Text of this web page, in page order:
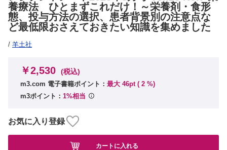
養療法 ひとまずこれだけ！～栄養剤・食形
態、投与方法の選択、患者背景別の注意点な
ど最低限おさえておきたい知識を集めました
/ 羊土社
￥2,530 (税込)
m3.com 電子書籍ポイント： 最大 46pt ( 2 %)
m3ポイント： 1%相当
お気に入り登録
カートに入れる